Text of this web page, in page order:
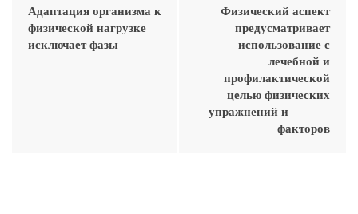
Адаптация организма к
физической нагрузке
исключает фазы
Физический аспект
предусматривает
использование с
лечебной и
профилактической
целью физических
упражнений и ______
факторов